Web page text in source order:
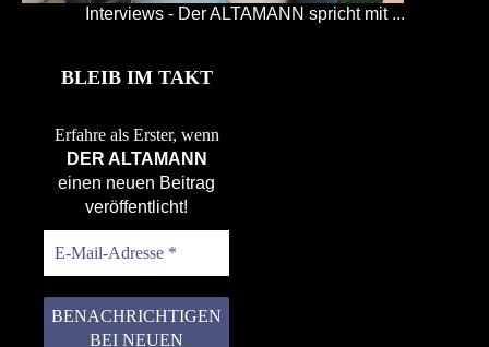
Interviews - Der ALTAMANN spricht mit ...
BLEIB IM TAKT
Erfahre als Erster, wenn
DER ALTAMANN
einen neuen Beitrag
veröffentlicht!